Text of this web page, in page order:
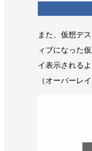
また、仮想デ
ィブになった
イ表示される
（オーバーレ